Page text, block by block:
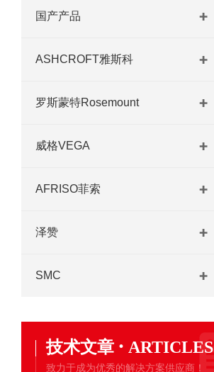
国产产品
ASHCROFT雅斯科
罗斯蒙特Rosemount
威格VEGA
AFRISO菲索
泽赞
SMC
技术文章 · ARTICLES
致力于成为优秀的解决方案供应商！